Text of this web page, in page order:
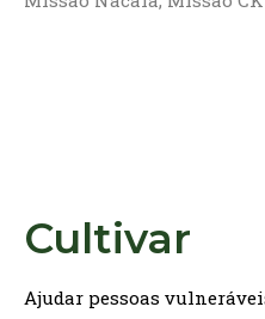
Cultivar
Ajudar pessoas